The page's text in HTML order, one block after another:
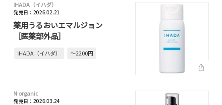
IHADA（イハダ）
発売日：2026.02.21
薬用うるおいエマルジョン
［医薬部外品］
IHADA（イハダ） ～2200円
N organic
発売日：2026.03.24